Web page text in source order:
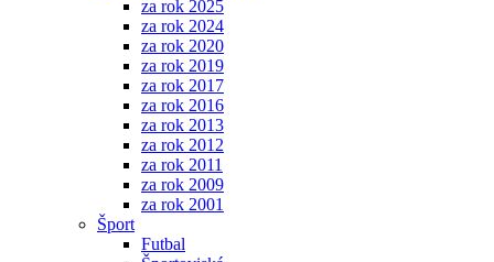
za rok 2025
za rok 2024
za rok 2020
za rok 2019
za rok 2017
za rok 2016
za rok 2013
za rok 2012
za rok 2011
za rok 2009
za rok 2001
Šport
Futbal